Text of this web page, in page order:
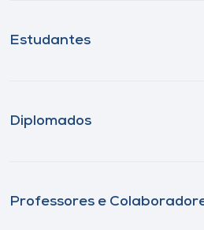
Estudantes
Diplomados
Professores e